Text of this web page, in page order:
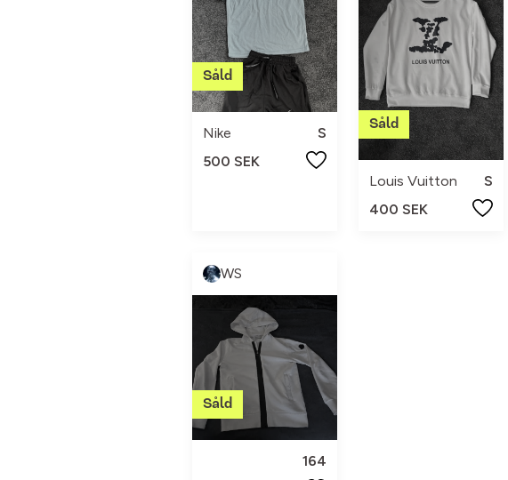
Nike
S
500 SEK
Louis Vuitton
S
400 SEK
WS
164